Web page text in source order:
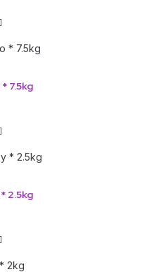
7.5kg
2.5kg